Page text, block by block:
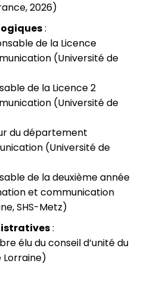
2026)
:
de la Licence
(Université de
de la Licence 2
(Université de
du département
(Université de
de la deuxième année
et communication
SHS-Metz)
:
élu du conseil d’unité du
Lorraine)